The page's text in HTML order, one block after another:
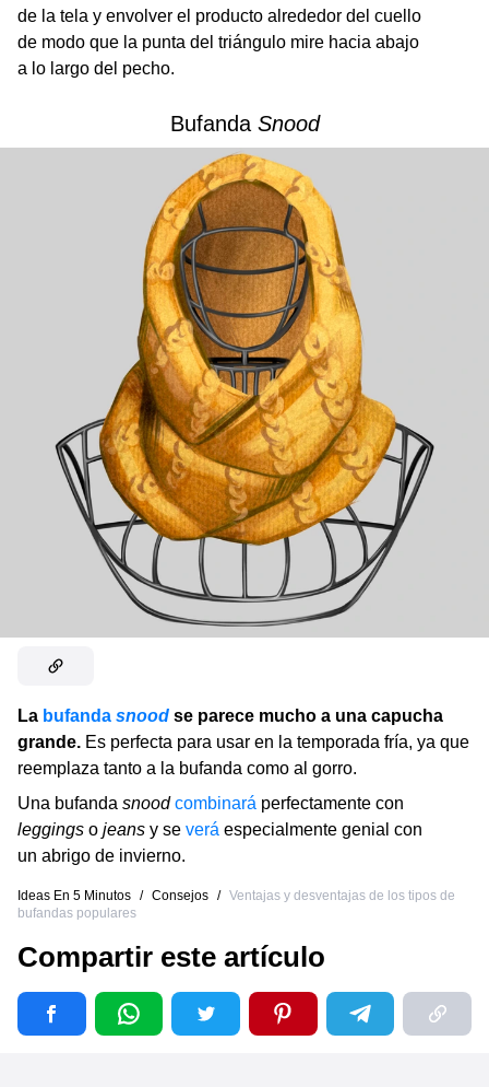
de la tela y envolver el producto alrededor del cuello
de modo que la punta del triángulo mire hacia abajo
a lo largo del pecho.
Bufanda Snood
La bufanda snood se parece mucho a una capucha
grande. Es perfecta para usar en la temporada fría, ya que
reemplaza tanto a la bufanda como al gorro.
Una bufanda snood combinará perfectamente con
leggings o jeans y se verá especialmente genial con
un abrigo de invierno.
Ideas En 5 Minutos / Consejos / Ventajas y desventajas de los tipos de
bufandas populares
Compartir este artículo